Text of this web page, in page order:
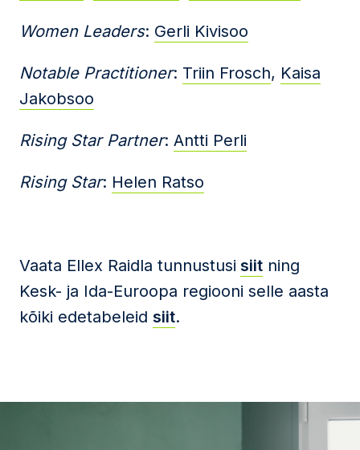
Women Leaders: Gerli Kivisoo
Notable Practitioner: Triin Frosch, Kaisa
Jakobsoo
Rising Star Partner: Antti Perli
Rising Star: Helen Ratso
Vaata Ellex Raidla tunnustusi siit ning
Kesk- ja Ida-Euroopa regiooni selle aasta
kõiki edetabeleid siit.